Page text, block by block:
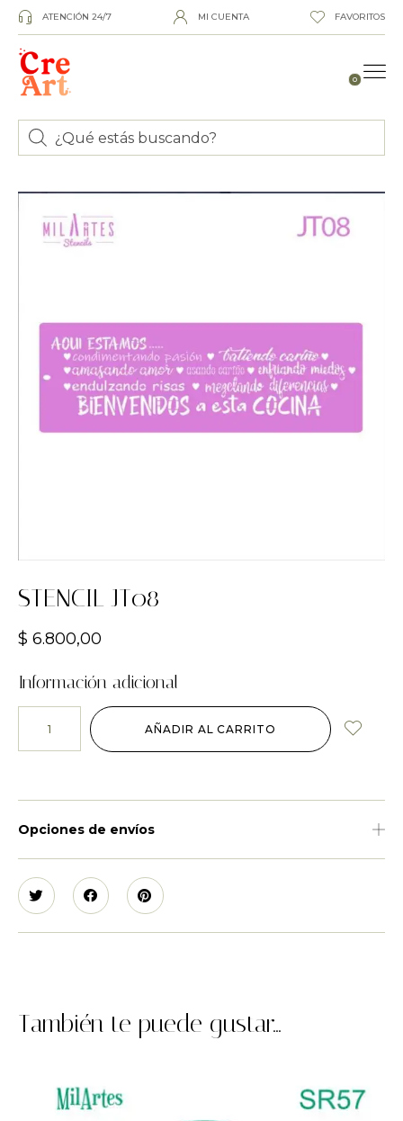
ATENCIÓN 24/7 MI CUENTA FAVORITOS
0
STENCIL JT08
$ 6.800,00
Información adicional
AÑADIR AL CARRITO
Opciones de envíos
También te puede gustar...